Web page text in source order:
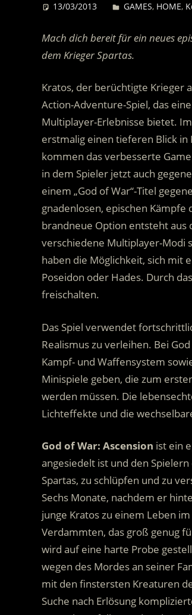
13/03/2013 Desiree
GAMES, HOME,
Mach dich bereit für ein neues
dem Krieger Spartas.
Kratos, der berüchtigte Krieger
Action-Adventure-Spiel, das
Multiplayer-Erlebnisse bietet.
erstmalig einen tieferen Blick in
kommen das verbesserte
in dem Spieler jetzt auch
einem „God of War“-Titel
gnadenlosen, epischen
brandneue Option entsteht aus
verschiedene Multiplayer-Modi
haben die Möglichkeit, sich mit
Poseidon oder Hades. Durch
freischalten.
Das Spiel verwendet
Realismus zu verleihen. Bei
Kampf- und Waffensystem
Minispiele geben, die zum
werden müssen. Die
Lichteffekte und die
God of War: Ascension ist ein
angesiedelt ist und den
Spartas, zu schlüpfen und zu
Sechs Monate, nachdem er
junge Kratos zu einem Leben
Verdammten, das groß genug
wird auf eine harte Probe
wegen des Mordes an seiner
mit den finstersten Kreaturen
Suche nach Erlösung